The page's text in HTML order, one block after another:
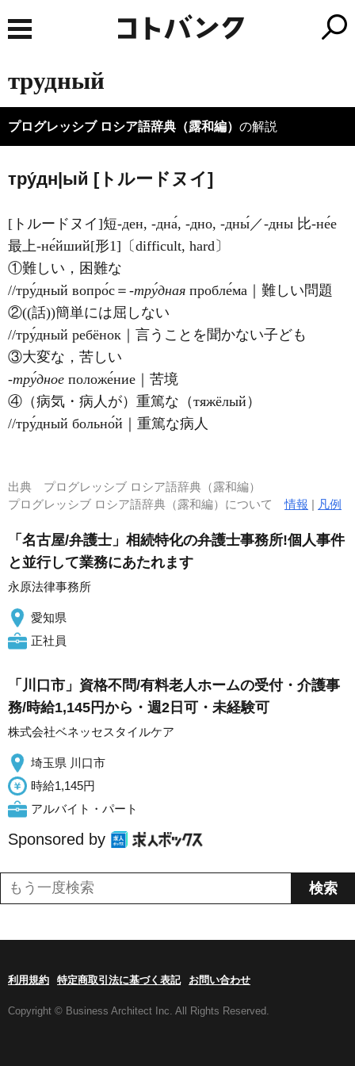
трудный
プログレッシブ ロシア語辞典（露和編） の解説
тру́дн|ый [トルードヌイ]
[トルードヌイ]短-ден, -дна́, -дно, -дны́／-дны 比-не́е
最上-не́йший[形1]〔difficult, hard〕
①難しい，困難な
//тру́дный вопро́с＝ ‐тру́дная пробле́ма｜難しい問題
②((話))簡単には屈しない
//тру́дный ребёнок｜言うことを聞かない子ども
③大変な，苦しい
‐тру́дное положе́ние｜苦境
④（病気・病人が）重篤な（тяжёлый）
//тру́дный больно́й｜重篤な病人
出典 プログレッシブ ロシア語辞典（露和編）
プログレッシブ ロシア語辞典（露和編）について情報 | 凡例
「名古屋/弁護士」相続特化の弁護士事務所!個人事件
と並行して業務にあたれます
永原法律事務所
愛知県
正社員
「川口市」資格不問/有料老人ホームの受付・介護事
務/時給1,145円から・週2日可・未経験可
株式会社ベネッセスタイルケア
埼玉県 川口市
時給1,145円
アルバイト・パート
Sponsored by
利用規約 特定商取引法に基づく表記 お問い合わせ
Copyright © Business Architect Inc. All Rights Reserved.